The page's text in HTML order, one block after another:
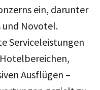
ein, darunter
und Novotel.
Serviceleistungen
Ausflügen –